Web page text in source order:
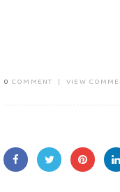
0 COMMENT | VIEW